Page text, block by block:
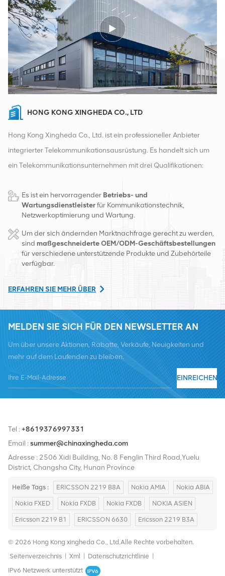
HONG KONG XINGHEDA CO., LTD
Hong Kong Xingheda Co., Ltd. ist ein professioneller Anbieter
integrierter Telekommunikationsausrüstung. Es handelt sich um
ein Telekommunikationsunternehmen mit drei Qualifikationen:
das Unternehmen über zwei intelligente Lager und
Fabrikvertriebszentren in Changsha und Hongkong. Im Jahr
Changsha, China. Mit Sitz in China betreiben wir internationale
Geschäfte in Südostasien, Europa, den Vereinigten Staaten,
regional führende Telekommunikationsbetreiber mit
wie Übertragung, Stromversorgung, optischen Modulen, Kabel,
Klemmen und unterstützende Hilfsmaterialien. Zu den
Dienstleistern zählen Nokia, Ericsson, Huawei, ZTE, Bell, Alcatel,
Nortel, Siemens und Lucent. Wir werden unseren internationalen
Marktanteil durch hochwertige Produkte, hochwertige
Dienstleistungen, angemessene Preise und pünktliche Lieferung
Es ist ein hervorragender Betriebs- und
Wartungsdienstleisterfür Kommunikationstechnik,
Netzwerkoptimierung und Wartung.
Um der sich ändernden Marktnachfrage gerecht zu werden,
sindmaßgeschneiderte OEM/ODM-Geschäftsbestellungen
für verschiedene unterstützende Produkte und Zubehörteile
verfügbar.
ERFAHREN SIE MEHR ÜBER
MELDEN SIE SICH FÜR DEN NEWSLETTER AN
Um über unsere Aktionen, Rabatte, Verkäufe, Neuigkeiten und
mehr auf dem Laufenden zu bleiben.
EINREICHEN
Tel :+8619376997331
Email :summer@chinaxingheda.com
Adresse : 2506 Xidi Building, No. 8 Fenglin Third Road,Yuelu
District, Changsha City, Hunan Province
Heiße Tags : ERICSSON 2219 B8A Nokia AMIA Nokia ABIA
Nokia FXED Nokia FXDB Nokia FXDB NOKIA ASIEN
Ericsson 2219 B1 ERICSSON 6630 Ericsson 2219 B3A
© 2026 Hong Kong xingheda Co., Ltd.Alle Rechte vorbehalten.
Seitenverzeichnis
Xml Datenschutzrichtlinie
IPv6 Netzwerk unterstützt